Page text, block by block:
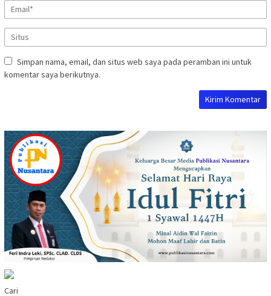
Simpan nama, email, dan situs web saya pada peramban ini untuk
komentar saya berikutnya.
Cari